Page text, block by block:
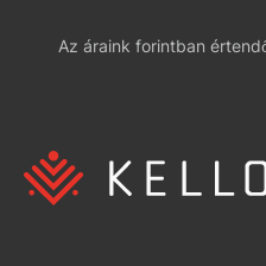
Az áraink forintban